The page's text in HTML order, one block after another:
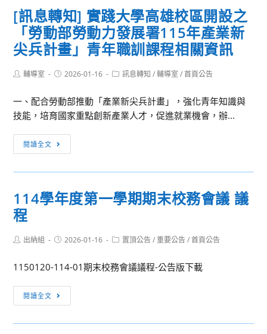
法
人
慧
治
教
協
會
驗，
積
｜
習
歷
[訊息轉知] 實踐大學高雄校區開設之
「勞動部勞動力發展署115年產業新
尖兵計畫」青年職訓課程相關資訊
Post輔導室
Post2026-01-16
Post訊息轉知 / 輔導室 / 首頁公告
一、配合勞動部推動「產業新尖兵計畫」，強化青年知識與
技能，培育國家重點創新產業人才，促進就業機會，辦...
閱讀全文
息
轉
實
學
雄
校
設
114學年度第一學期期末校務會議 議
程
Post出納組
Post2026-01-16
Post置頂公告 / 重要公告 / 首頁公告
1150120-114-01期末校務會議議程-公告版下載
閱讀全文
學
年